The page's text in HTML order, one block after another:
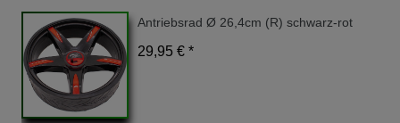
Antriebsrad Ø 26,4cm (R) schwarz-rot
29,95 € *